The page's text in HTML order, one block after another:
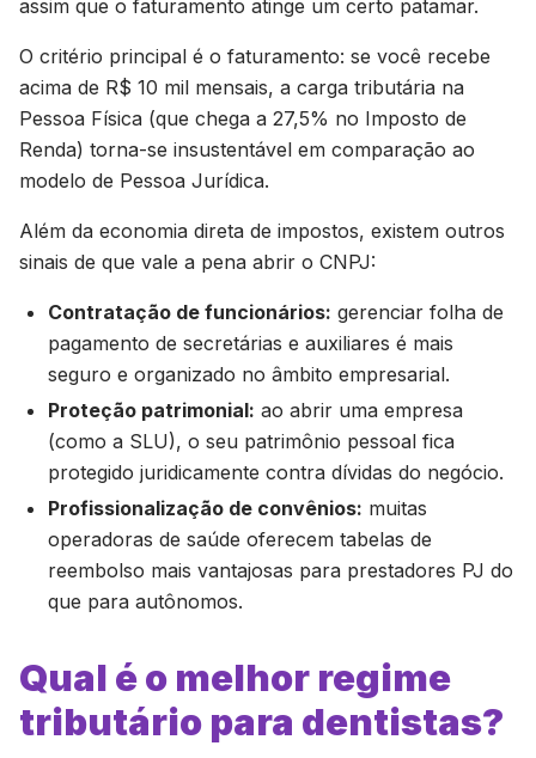
assim que o faturamento atinge um certo patamar.
O critério principal é o faturamento: se você recebe
acima de R$ 10 mil mensais, a carga tributária na
Pessoa Física (que chega a 27,5% no Imposto de
Renda) torna-se insustentável em comparação ao
modelo de Pessoa Jurídica.
Além da economia direta de impostos, existem outros
sinais de que vale a pena abrir o CNPJ:
Contratação de funcionários: gerenciar folha de
pagamento de secretárias e auxiliares é mais
seguro e organizado no âmbito empresarial.
Proteção patrimonial: ao abrir uma empresa
(como a SLU), o seu patrimônio pessoal fica
protegido juridicamente contra dívidas do negócio.
Profissionalização de convênios: muitas
operadoras de saúde oferecem tabelas de
reembolso mais vantajosas para prestadores PJ do
que para autônomos.
Qual é o melhor regime
tributário para dentistas?